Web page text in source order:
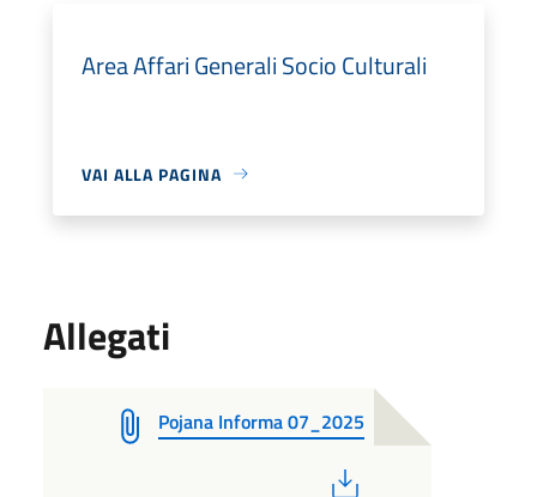
Area Affari Generali Socio Culturali
VAI ALLA PAGINA
Allegati
Pojana Informa 07_2025